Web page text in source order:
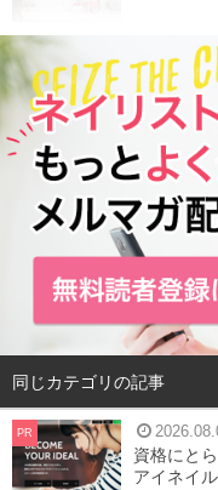
同じカテゴリの記事
PR
資格にと
アイネイ